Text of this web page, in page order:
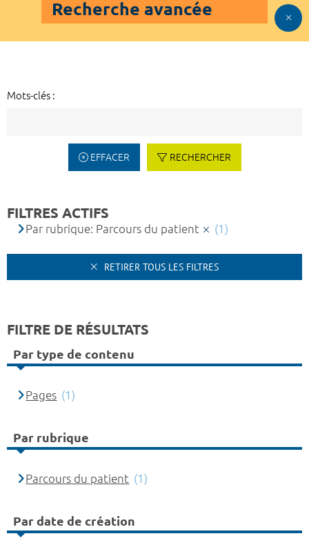
Recherche avancée
Mots-clés :
EFFACER RECHERCHER
FILTRES ACTIFS
Par rubrique: Parcours du patient (1)
RETIRER TOUS LES FILTRES
FILTRE DE RÉSULTATS
Par type de contenu
Pages (1)
Par rubrique
Parcours du patient (1)
Par date de création